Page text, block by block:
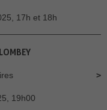
17h et 18h
19h00